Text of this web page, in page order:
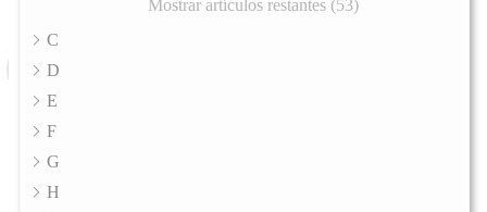
Mostrar artículos restantes (53)
C
D
E
F
G
H